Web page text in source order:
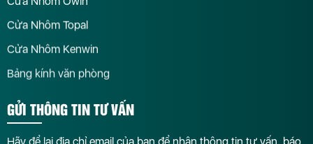
Cửa Nhôm Topal
Cửa Nhôm Kenwin
Bảng kính văn phòng
GỬI THÔNG TIN TƯ VẤN